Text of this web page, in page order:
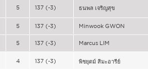
5 137 (-3) ธนพล เจริญสุข
5 137 (-3) Minwook GWON
5 137 (-3) Marcus LIM
4 137 (-3) พิชยุตม์ สิมะอารีย์